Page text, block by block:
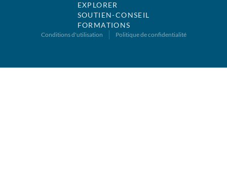
EXPLORER
SOUTIEN-CONSEIL
FORMATIONS
Conditions d'utilisation Politique de confidentialité